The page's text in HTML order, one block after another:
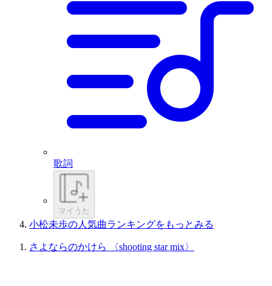
歌詞
マイうた
小松未歩の人気曲ランキングをもっとみる
さよならのかけら 〈shooting star mix〉